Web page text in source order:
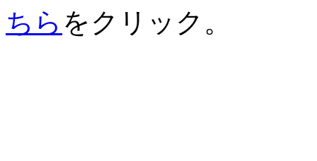
ちら をクリック。